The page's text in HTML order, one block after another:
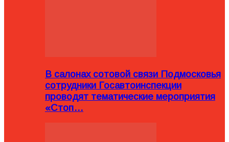
В салонах сотовой связи Подмосковья
сотрудники Госавтоинспекции
проводят тематические мероприятия
«Стоп…